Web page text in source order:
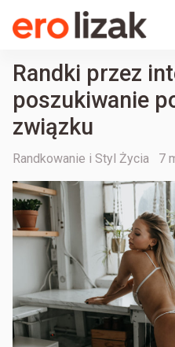
SkipEro Lizak
Randki przez
poszukiwanie
związku
Categories
Randkowanie i Styl Życia 7